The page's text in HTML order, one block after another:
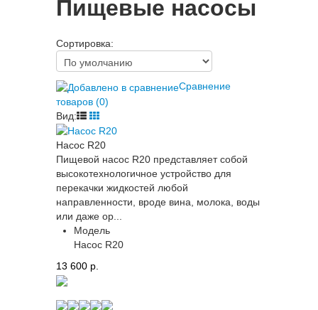
Пищевые насосы
Сортировка:
Сравнение
товаров (0)
Вид:
Насос R20
Пищевой насос R20 представляет собой
высокотехнологичное устройство для
перекачки жидкостей любой
направленности, вроде вина, молока, воды
или даже ор...
Модель
Насос R20
13 600 p.